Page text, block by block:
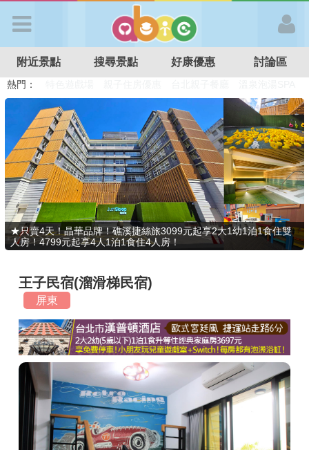
APP登入
首 頁
搜尋景點
好康優惠
最新消息
最新留言
商家合作
推薦景點
討論區
附近景點 搜尋景點 好康優惠 討論區
熱門：
特色遊戲場
親子住房優惠 台北親子餐廳 溫泉泡湯SPA
★只賣4天！晶華品牌！礁溪捷絲旅3099元起享2大1幼1泊1食住雙
人房！4799元起享4人1泊1食住4人房！
王子民宿(溜滑梯民宿)
屏東